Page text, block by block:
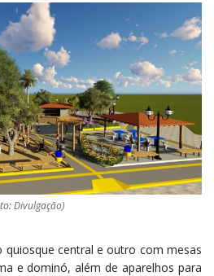
Divulgação)
quiosque central e outro com mesas
e dominó, além de aparelhos para